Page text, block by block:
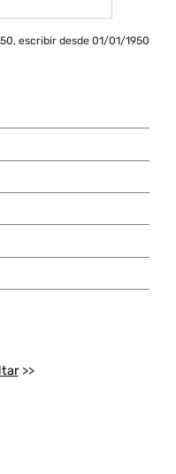
escribir desde 01/01/1950
>>